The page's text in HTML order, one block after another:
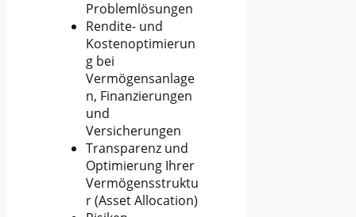
Problemlösungen
Rendite- und
Kostenoptimierun
g bei
Vermögensanlage
n, Finanzierungen
und
Versicherungen
Transparenz und
Optimierung Ihrer
Vermögensstruktu
r (Asset Allocation)